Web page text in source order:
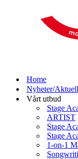
Home
Nyheter/
Vårt utbud
Stage
ARTIST
Stage
Stage
1-on-1